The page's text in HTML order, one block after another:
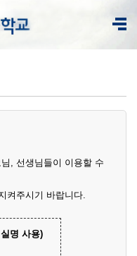
, 선생님들이 이용할 수
켜주시기 바랍니다.
명 사용)